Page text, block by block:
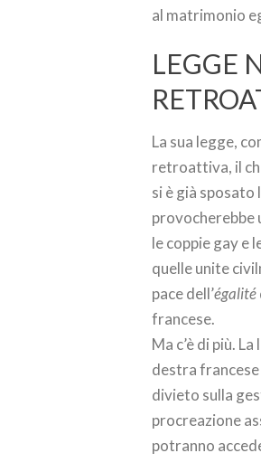
al matrimonio
LEGGE
La sua legge,
retroattiva, il
si è già
provocherebbe
le coppie gay e
quelle unite
pace dell’égalité
francese.
Ma c’è di più.
destra
divieto sulla
procreazione
potranno